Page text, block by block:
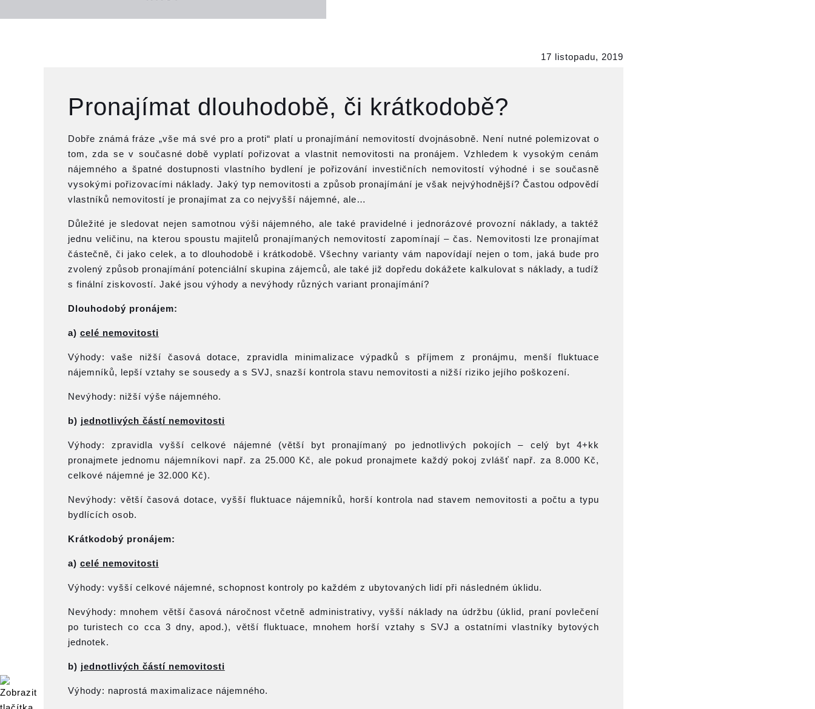
17 listopadu, 2019
Pronajímat dlouhodobě, či krátkodobě?
Dobře známá fráze „vše má své pro a proti“ platí u pronajímání nemovitostí dvojnásobně. Není nutné polemizovat o
tom, zda se v současné době vyplatí pořizovat a vlastnit nemovitosti na pronájem. Vzhledem k vysokým cenám
nájemného a špatné dostupnosti vlastního bydlení je pořizování investičních nemovitostí výhodné i se současně
vysokými pořizovacími náklady. Jaký typ nemovitosti a způsob pronajímání je však nejvýhodnější? Častou odpovědí
vlastníků nemovitostí je pronajímat za co nejvyšší nájemné, ale…
Důležité je sledovat nejen samotnou výši nájemného, ale také pravidelné i jednorázové provozní náklady, a taktéž
jednu veličinu, na kterou spoustu majitelů pronajímaných nemovitostí zapomínají – čas. Nemovitosti lze pronajímat
částečně, či jako celek, a to dlouhodobě i krátkodobě. Všechny varianty vám napovídají nejen o tom, jaká bude pro
zvolený způsob pronajímání potenciální skupina zájemců, ale také již dopředu dokážete kalkulovat s náklady, a tudíž
s finální ziskovostí. Jaké jsou výhody a nevýhody různých variant pronajímání?
Dlouhodobý pronájem:
a) celé nemovitosti
Výhody: vaše nižší časová dotace, zpravidla minimalizace výpadků s příjmem z pronájmu, menší fluktuace
nájemníků, lepší vztahy se sousedy a s SVJ, snazší kontrola stavu nemovitosti a nižší riziko jejího poškození.
Nevýhody: nižší výše nájemného.
b) jednotlivých částí nemovitosti
Výhody: zpravidla vyšší celkové nájemné (větší byt pronajímaný po jednotlivých pokojích – celý byt 4+kk
pronajmete jednomu nájemníkovi např. za 25.000 Kč, ale pokud pronajmete každý pokoj zvlášť např. za 8.000 Kč,
celkové nájemné je 32.000 Kč).
Nevýhody: větší časová dotace, vyšší fluktuace nájemníků, horší kontrola nad stavem nemovitosti a počtu a typu
bydlících osob.
Krátkodobý pronájem:
a) celé nemovitosti
Výhody: vyšší celkové nájemné, schopnost kontroly po každém z ubytovaných lidí při následném úklidu.
Nevýhody: mnohem větší časová náročnost včetně administrativy, vyšší náklady na údržbu (úklid, praní povlečení
po turistech co cca 3 dny, apod.), větší fluktuace, mnohem horší vztahy s SVJ a ostatními vlastníky bytových
jednotek.
b) jednotlivých částí nemovitosti
Výhody: naprostá maximalizace nájemného.